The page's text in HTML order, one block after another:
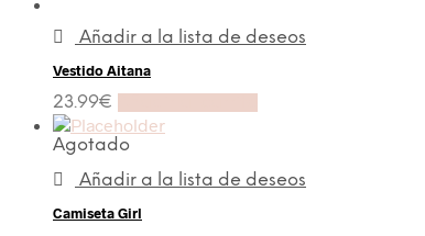
Añadir a la lista de deseos
Vestido Aitana
23.99€
Agotado
Añadir a la lista de deseos
Camiseta Girl